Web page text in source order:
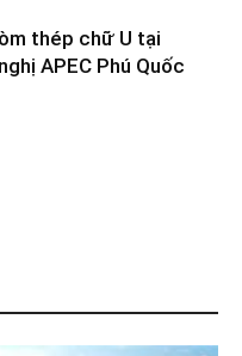
thép chữ U tại
APEC Phú Quốc